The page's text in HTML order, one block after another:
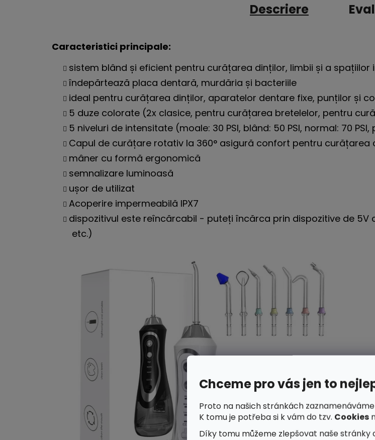
Chceme pro vás jen to
Proto na našich stránkách
K tomu je potřeba si k vám do tzv. Cookies
Díky tomu můžeme zlepšovat naše stránky
Descriere
Caracteristici principale:
sistem blând și eficient pentru curățarea dinților, limbii și a spațiilor
îndepărtează placa dentară, murdăria și bacteriile
ideal pentru curățarea dinților, aparatelor dentare fixe, punților și
5 duze colorate (2x clasice, pentru curățarea bretelelor, pentru
5 niveluri de intensitate (moale: 30 PSI, blând: 50 PSI, normal: 70 PSI,
Capul de curățare rotativ la 360° asigură confort pentru curățarea
mâner cu formă ergonomică
semnalizare luminoasă
ușor de utilizat
Acoperire impermeabilă IPX7
dispozitivul este reîncărcabil - puteți încărca prin dispozitive de 5V
etc.)